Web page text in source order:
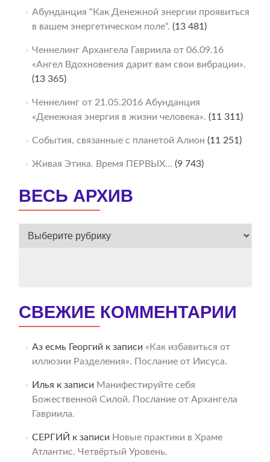
Абунданция “Как Денежной энергии проявиться
в вашем энергетическом поле“. (13 481)
Ченнелинг Архангела Гавриила от 06.09.16
«Ангел Вдохновения дарит вам свои вибрации».
(13 365)
Ченнелинг от 21.05.2016 Абунданция
«Денежная энергия в жизни человека». (11 311)
События, связанные с планетой Алион (11 251)
Живая Этика. Время ПЕРВЫХ… (9 743)
ВЕСЬ АРХИВ
ВЕСЬ
СВЕЖИЕ КОММЕНТАРИИ
Аз есмь Георгий к записи «Как избавиться от
иллюзии Разделения». Послание от Иисуса.
Илья к записи Манифестируйте себя
Божественной Силой. Послание от Архангела
Гавриила.
СЕРГИЙ к записи Новые практики в Храме
Атлантис. Четвёртый Уровень.